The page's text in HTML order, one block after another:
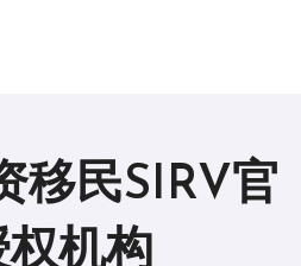
移民SIRV官
机构